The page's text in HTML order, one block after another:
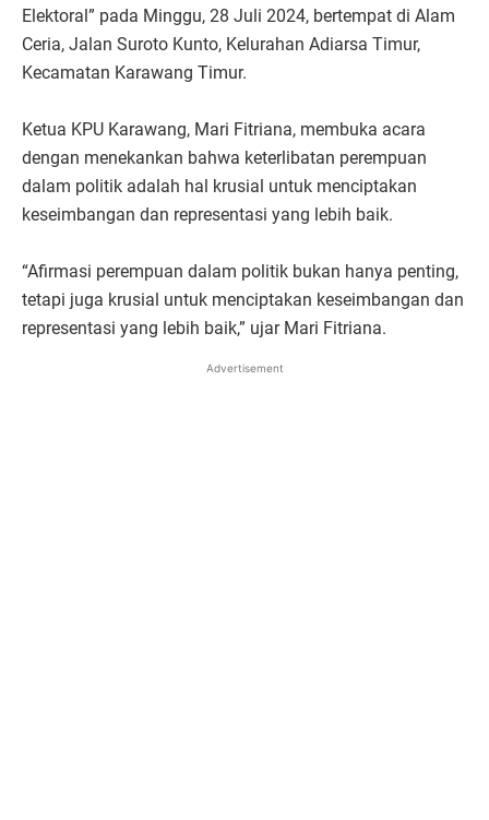
Elektoral” pada Minggu, 28 Juli 2024, bertempat di Alam
Ceria, Jalan Suroto Kunto, Kelurahan Adiarsa Timur,
Kecamatan Karawang Timur.
Ketua KPU Karawang, Mari Fitriana, membuka acara
dengan menekankan bahwa keterlibatan perempuan
dalam politik adalah hal krusial untuk menciptakan
keseimbangan dan representasi yang lebih baik.
“Afirmasi perempuan dalam politik bukan hanya penting,
tetapi juga krusial untuk menciptakan keseimbangan dan
representasi yang lebih baik,” ujar Mari Fitriana.
Advertisement